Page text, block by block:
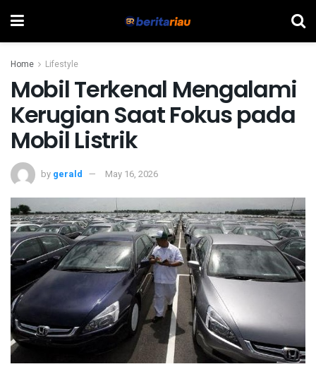
Home Lifestyle
Mobil Terkenal Mengalami
Kerugian Saat Fokus pada
Mobil Listrik
by gerald May 16, 2026